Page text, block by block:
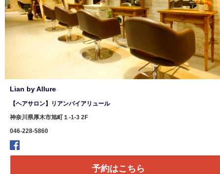
Lian by Allure
【ヘアサロン】リアンバイアリュール
神奈川県厚木市旭町１-1-3 2F
046-228-5860
予約はこちら